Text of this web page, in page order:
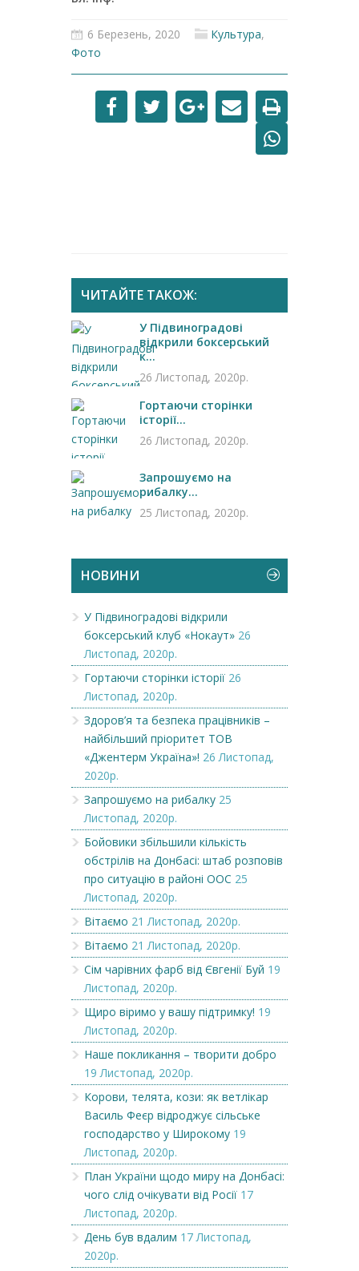
6 Березень, 2020 Культура,
Фото
ЧИТАЙТЕ ТАКОЖ:
У Підвиноградові
відкрили боксерський
к...
26 Листопад, 2020р.
Гортаючи сторінки
історії...
26 Листопад, 2020р.
Запрошуємо на
рибалку...
25 Листопад, 2020р.
НОВИНИ
У Підвиноградові відкрили
боксерський клуб «Нокаут» 26
Листопад, 2020р.
Гортаючи сторінки історії 26
Листопад, 2020р.
Здоров’я та безпека працівників –
найбільший пріоритет ТОВ
«Джентерм Україна»! 26 Листопад,
2020р.
Запрошуємо на рибалку 25
Листопад, 2020р.
Бойовики збільшили кількість
обстрілів на Донбасі: штаб розповів
про ситуацію в районі ООС 25
Листопад, 2020р.
Вітаємо 21 Листопад, 2020р.
Вітаємо 21 Листопад, 2020р.
Сім чарівних фарб від Євгенії Буй 19
Листопад, 2020р.
Щиро віримо у вашу підтримку! 19
Листопад, 2020р.
Наше покликання – творити добро
19 Листопад, 2020р.
Корови, телята, кози: як ветлікар
Василь Феєр відроджує сільське
господарство у Широкому 19
Листопад, 2020р.
План України щодо миру на Донбасі:
чого слід очікувати від Росії 17
Листопад, 2020р.
День був вдалим 17 Листопад,
2020р.